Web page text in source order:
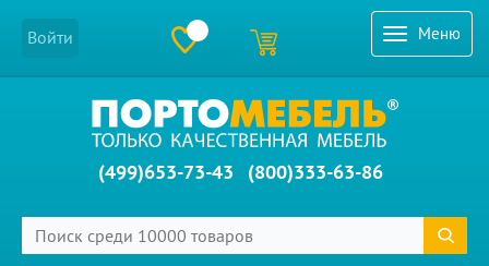
Меню
Войти
(499)653-73-43 (800)333-63-86